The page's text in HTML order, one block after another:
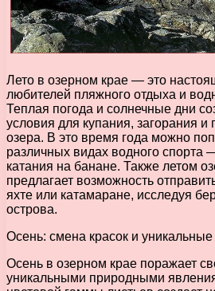
Лето в озерном крае — это
любителей пляжного отдыха и
Теплая погода и солнечные дни
условия для купания, загорания и
озера. В это время года можно
различных видах водного
катания на банане. Также летом
предлагает возможность
яхте или катамаране, исследуя
острова.
Осень: смена красок и
Осень в озерном крае поражает
уникальными природными